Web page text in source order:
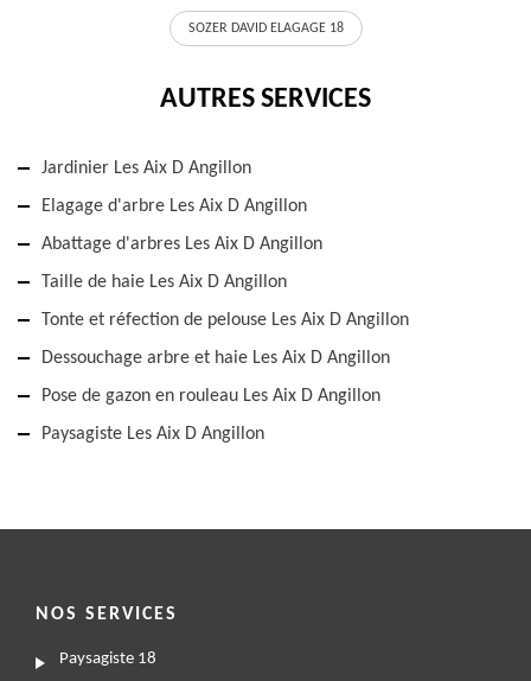
SOZER DAVID ELAGAGE 18
AUTRES SERVICES
Jardinier Les Aix D Angillon
Elagage d'arbre Les Aix D Angillon
Abattage d'arbres Les Aix D Angillon
Taille de haie Les Aix D Angillon
Tonte et réfection de pelouse Les Aix D Angillon
Dessouchage arbre et haie Les Aix D Angillon
Pose de gazon en rouleau Les Aix D Angillon
Paysagiste Les Aix D Angillon
NOS SERVICES
Paysagiste 18